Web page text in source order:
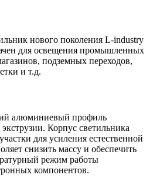
нового поколения L-industry
для освещения промышленных
подземных переходов,
и т.д.
алюминиевый профиль
Корпус светильника
для усиления естественной
снизить массу и обеспечить
режим работы
компонентов.